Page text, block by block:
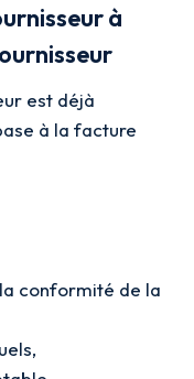
à
est déjà
à la facture
conformité de la